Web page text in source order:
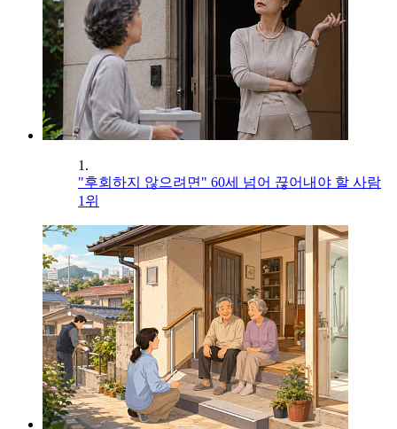
1.
"후회하지 않으려면" 60세 넘어 끊어내야 할 사람
1위